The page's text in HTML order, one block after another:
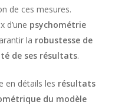
de ces mesures.
d’une psychométrie
la robustesse de
de ses résultats.
en détails les résultats
du modèle